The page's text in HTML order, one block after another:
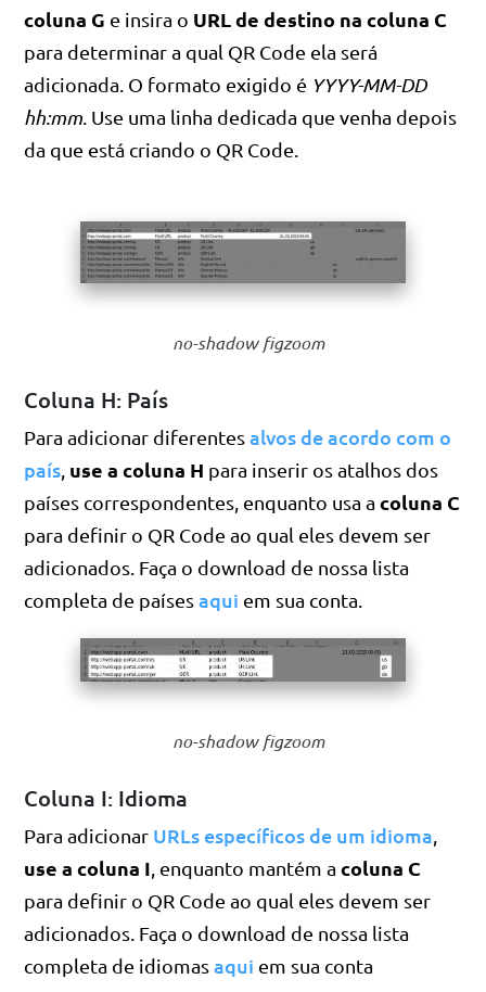
coluna G e insira o URL de destino na coluna C
para determinar a qual QR Code ela será
adicionada. O formato exigido é YYYY-MM-DD
hh:mm . Use uma linha dedicada que venha depois
da que está criando o QR Code.
no-shadow figzoom
Coluna H: País
Para adicionar diferentesalvos de acordo com o
país use a coluna H para inserir os atalhos dos
países correspondentes, enquanto usa acoluna C
para definir o QR Code ao qual eles devem ser
adicionados. Faça o download de nossa lista
completa de paísesaqui em sua conta.
no-shadow figzoom
Coluna I: Idioma
Para adicionar URLs específicos de um idioma
use a coluna I , enquanto mantém acoluna C
para definir o QR Code ao qual eles devem ser
adicionados. Faça o download de nossa lista
completa de idiomasaqui em sua conta